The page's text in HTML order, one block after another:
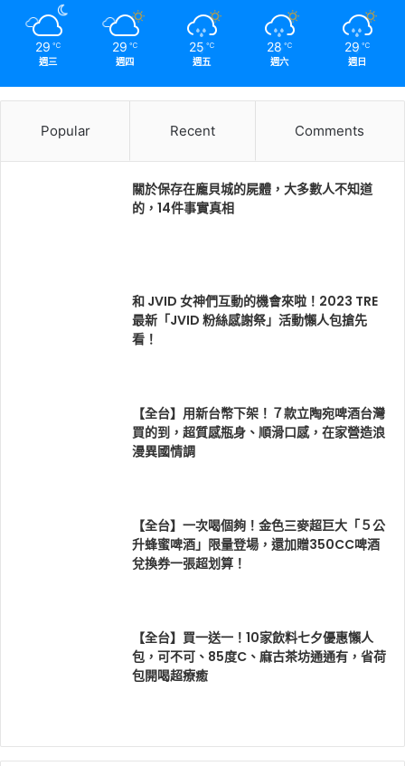
29 ℃
週三
29 ℃
週四
25 ℃
週五
28 ℃
週六
29 ℃
週日
Popular Recent Comments
關於保存在龐貝城的屍體，大多數人不知道
的，14件事實真相
和 JVID 女神們互動的機會來啦！2023 TRE
最新「JVID 粉絲感謝祭」活動懶人包搶先
看！
【全台】用新台幣下架！７款立陶宛啤酒台灣
買的到，超質感瓶身、順滑口感，在家營造浪
漫異國情調
【全台】一次喝個夠！金色三麥超巨大「５公
升蜂蜜啤酒」限量登場，還加贈350CC啤酒
兌換券一張超划算！
【全台】買一送一！10家飲料七夕優惠懶人
包，可不可、85度C、麻古茶坊通通有，省荷
包開喝超療癒